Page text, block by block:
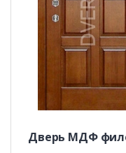
Дверь МДФ